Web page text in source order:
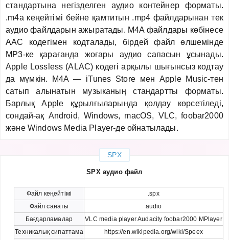
стандартына негізделген аудио контейнер форматы.
.m4a кеңейтімі бейне қамтитын .mp4 файлдарынан тек
аудио файлдарын ажыратады. M4A файлдары көбінесе
AAC кодегімен кодталады, бірдей файл өлшемінде
MP3-ке қарағанда жоғары аудио сапасын ұсынады.
Apple Lossless (ALAC) кодегі арқылы шығынсыз кодтау
да мүмкін. M4A — iTunes Store мен Apple Music-тен
сатып алынатын музыканың стандартты форматы.
Барлық Apple құрылғыларында қолдау көрсетіледі,
сондай-ақ Android, Windows, macOS, VLC, foobar2000
және Windows Media Player-де ойнатылады.
SPX
SPX аудио файл
Файл кеңейтімі
.spx
Файл санаты
audio
Бағдарламалар
VLC media player Audacity foobar2000 MPlayer
Техникалық сипаттама
https://en.wikipedia.org/wiki/Speex